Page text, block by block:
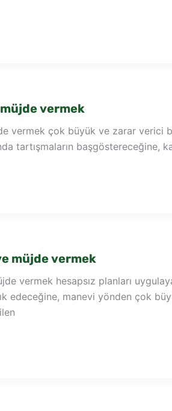
vermek
vermek çok büyük ve zarar verici
tartışmaların başgöstereceğine,
müjde vermek
vermek hesapsız planları
edeceğine, manevi yönden çok